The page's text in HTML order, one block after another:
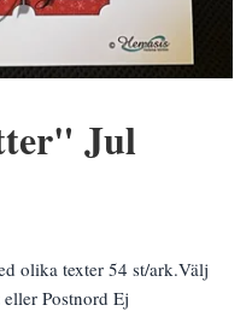
Jul
olika texter 54 st/ark.Välj
Postnord Ej